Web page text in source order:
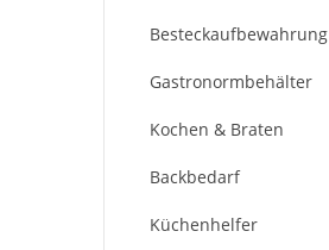
Besteckaufbewahrung
Gastronormbehälter
Kochen & Braten
Backbedarf
Küchenhelfer